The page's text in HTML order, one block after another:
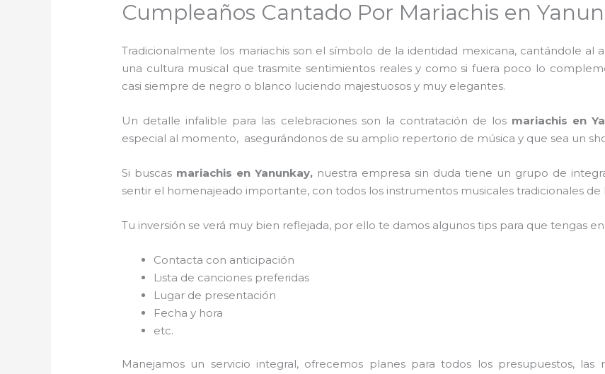
Cumpleaños Cantado Por Mariachis en
Tradicionalmente los mariachis son el símbolo de la identidad mexicana, cantándole al
una cultura musical que trasmite sentimientos reales y como si fuera poco lo
casi siempre de negro o blanco luciendo majestuosos y muy elegantes.
Un detalle infalible para las celebraciones son la contratación de los mariachis en
especial al momento, asegurándonos de su amplio repertorio de música y que sea un
Si buscas mariachis en Yanunkay, nuestra empresa sin duda tiene un grupo de
sentir el homenajeado importante, con todos los instrumentos musicales tradicionales de
Tu inversión se verá muy bien reflejada, por ello te damos algunos tips para que tengas
Contacta con anticipación
Lista de canciones preferidas
Lugar de presentación
Fecha y hora
etc.
Manejamos un servicio integral, ofrecemos planes para todos los presupuestos, las